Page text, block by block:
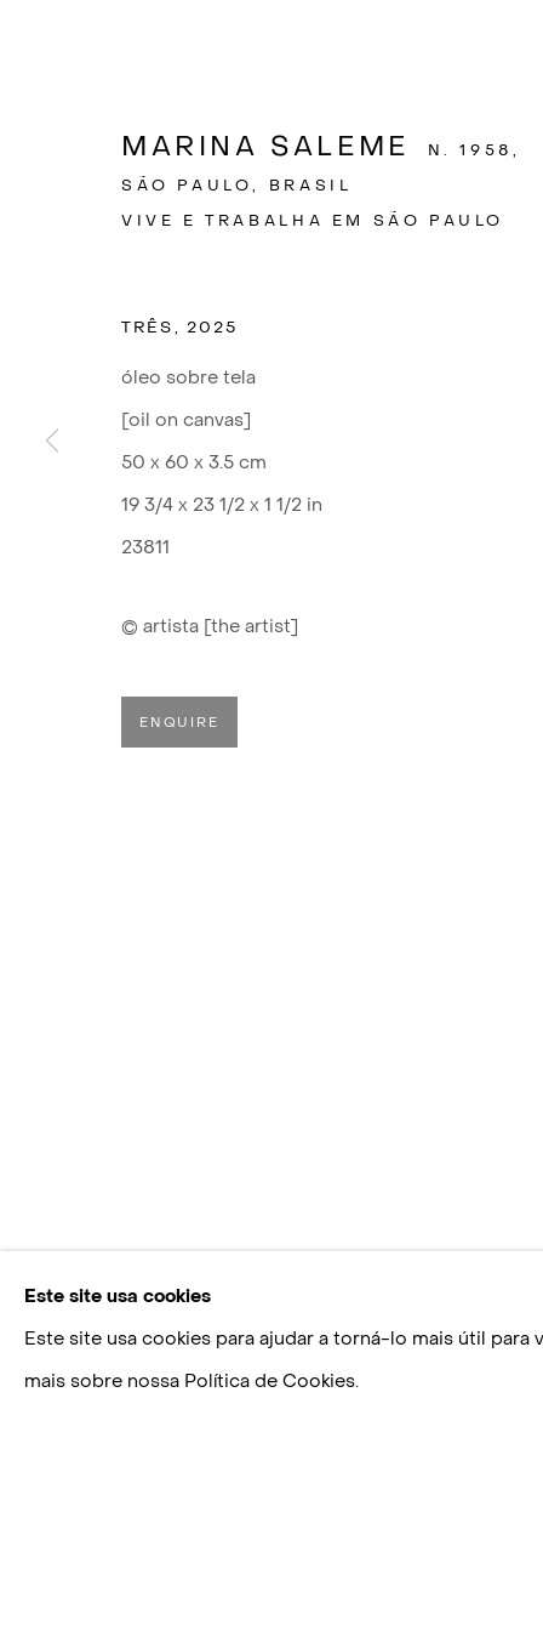
Este site usa cookies
Este site usa cookies para ajudar a torná-lo mais útil
mais sobre nossa Política de Cookies.
MARINA SALEME
N. 1958,
SÃO PAULO, BRASIL
VIVE E TRABALHA EM SÃO PAULO
TRÊS, 2025
óleo sobre tela
[oil on canvas]
50 x 60 x 3.5 cm
19 3/4 x 23 1/2 x 1 1/2 in
23811
© artista [the artist]
ENQUIRE